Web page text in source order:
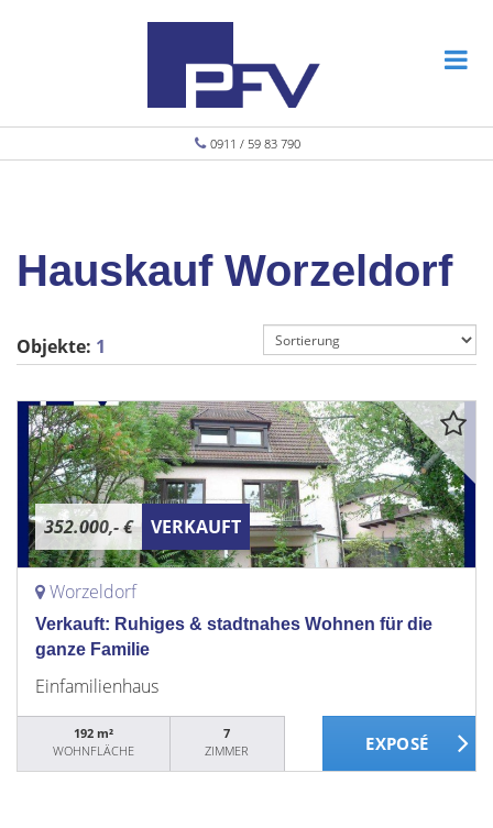
0911 / 59 83 790
Hauskauf Worzeldorf
Objekte: 1
352.000,- € VERKAUFT
Worzeldorf
Verkauft: Ruhiges & stadtnahes Wohnen für die
ganze Familie
Einfamilienhaus
192 m²
WOHNFLÄCHE
7
ZIMMER